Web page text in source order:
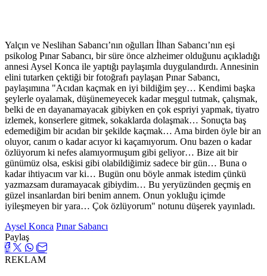
Yalçın ve Neslihan Sabancı’nın oğulları İlhan Sabancı’nın eşi
psikolog Pınar Sabancı, bir süre önce alzheimer olduğunu açıkladığı
annesi Aysel Konca ile yaptığı paylaşımla duygulandırdı. Annesinin
elini tutarken çektiği bir fotoğrafı paylaşan Pınar Sabancı,
paylaşımına "Acıdan kaçmak en iyi bildiğim şey… Kendimi başka
şeylerle oyalamak, düşünemeyecek kadar meşgul tutmak, çalışmak,
belki de en dayanamayacak gibiyken en çok espriyi yapmak, tiyatro
izlemek, konserlere gitmek, sokaklarda dolaşmak… Sonuçta baş
edemediğim bir acıdan bir şekilde kaçmak… Ama birden öyle bir an
oluyor, canım o kadar acıyor ki kaçamıyorum. Onu bazen o kadar
özlüyorum ki nefes alamıyormuşum gibi geliyor… Bize ait bir
günümüz olsa, eskisi gibi olabildiğimiz sadece bir gün… Buna o
kadar ihtiyacım var ki… Bugün onu böyle anmak istedim çünkü
yazmazsam duramayacak gibiydim… Bu yeryüzünden geçmiş en
güzel insanlardan biri benim annem. Onun yokluğu içimde
iyileşmeyen bir yara… Çok özlüyorum" notunu düşerek yayınladı.
Aysel Konca Pınar Sabancı
Paylaş
REKLAM